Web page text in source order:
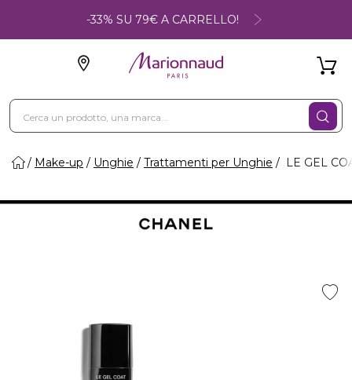
-33% SU 79€ A CARRELLO!
Make-up Unghie Trattamenti per Unghie LE GEL